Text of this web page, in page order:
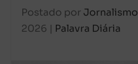
Postado por Jornalismo
2026 | Palavra Diária